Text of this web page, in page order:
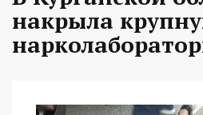
накрыла